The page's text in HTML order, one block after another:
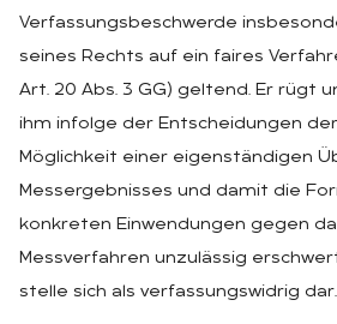
Verfassungsbeschwerde
seines Rechts auf ein faires
Art. 20 Abs. 3 GG) geltend. Er rügt
ihm infolge der Entscheidungen
Möglichkeit einer eigenständigen
Messergebnisses und damit die
konkreten Einwendungen gegen
Messverfahren unzulässig
stelle sich als verfassungswidrig dar.